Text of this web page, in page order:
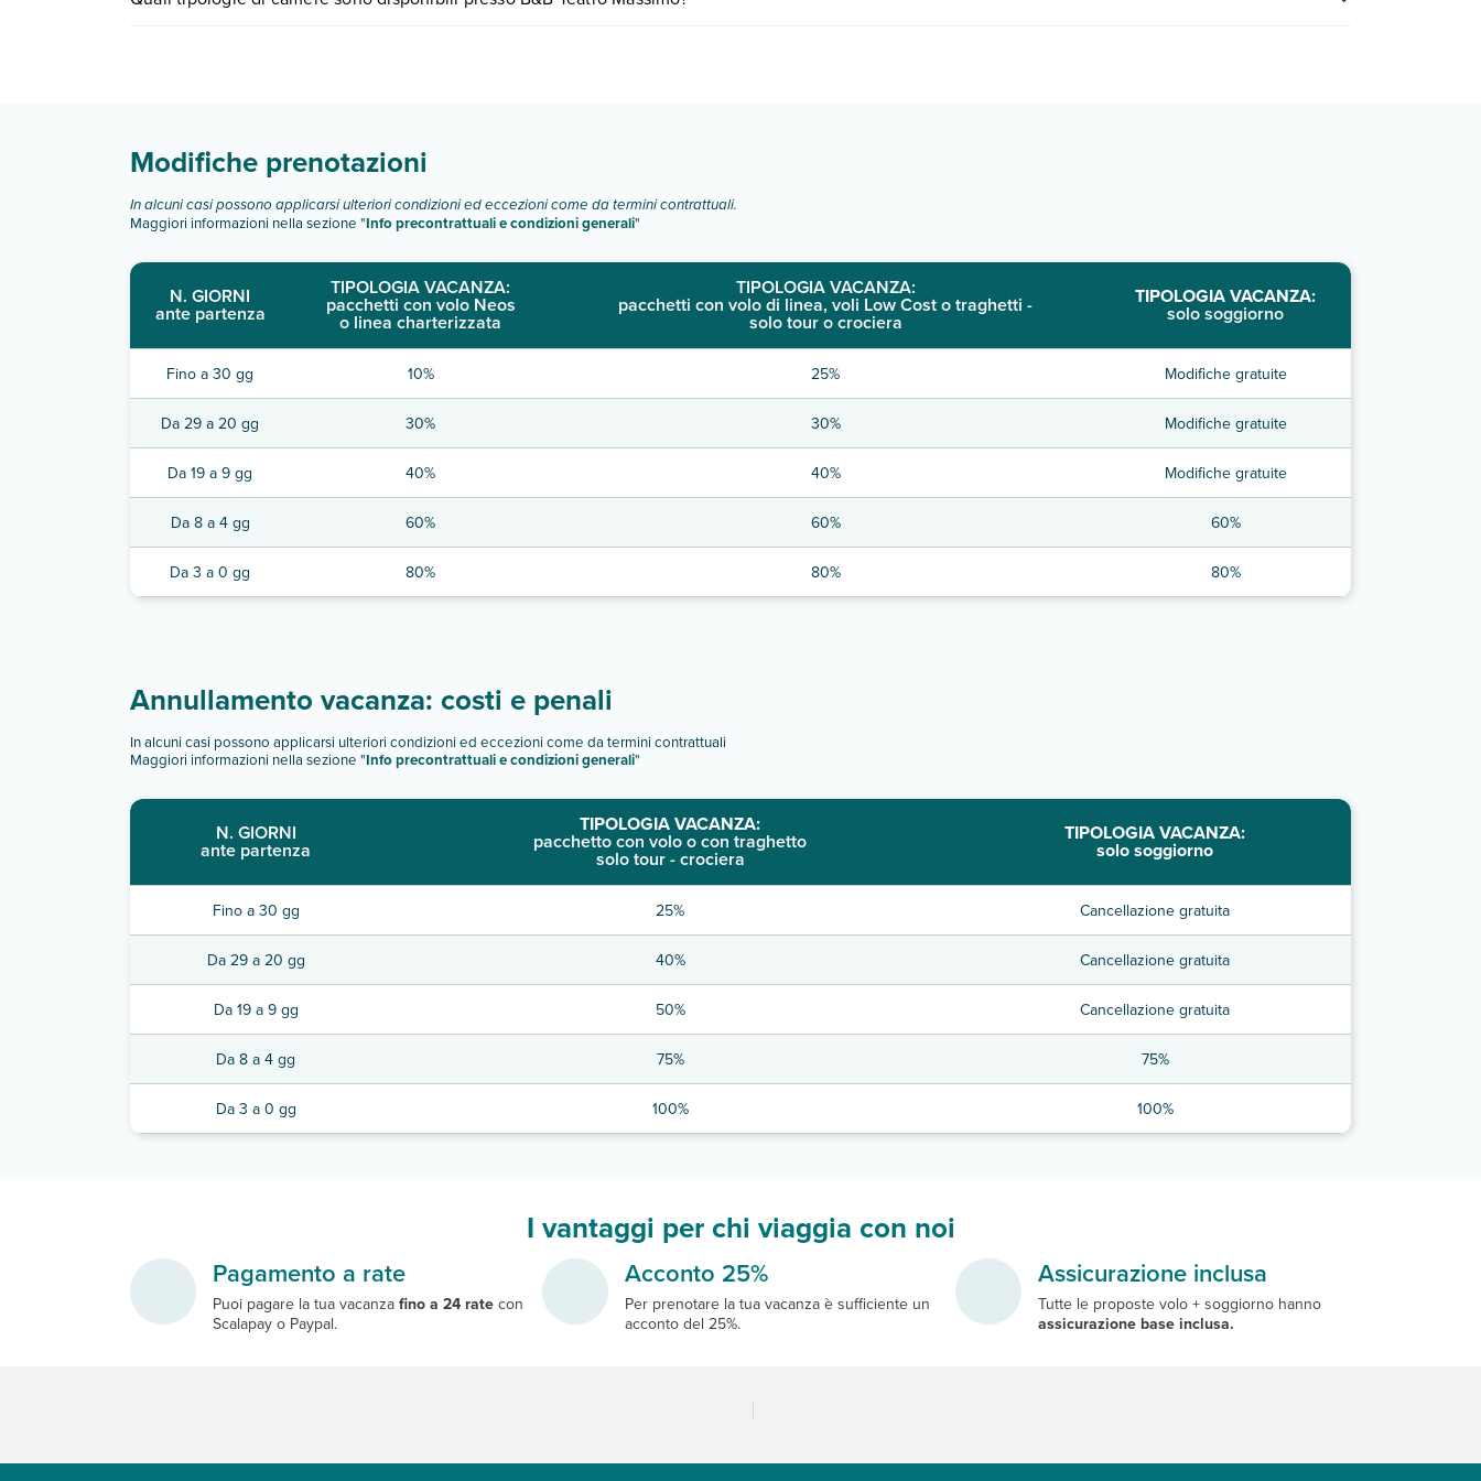
Modifiche prenotazioni
In alcuni casi possono applicarsi ulteriori condizioni ed eccezioni come da termini contrattuali.
Maggiori informazioni nella sezione "Info precontrattuali e condizioni generali"
N. GIORNI
ante partenza
TIPOLOGIA VACANZA:
pacchetti con volo Neos
o linea charterizzata
TIPOLOGIA VACANZA:
pacchetti con volo di linea, voli Low Cost o traghetti -
solo tour o crociera
TIPOLOGIA VACANZA:
solo soggiorno
Fino a 30 gg 10% 25% Modifiche gratuite
Da 29 a 20 gg 30% 30% Modifiche gratuite
Da 19 a 9 gg 40% 40% Modifiche gratuite
Da 8 a 4 gg 60% 60% 60%
Da 3 a 0 gg 80% 80% 80%
Annullamento vacanza: costi e penali
In alcuni casi possono applicarsi ulteriori condizioni ed eccezioni come da termini contrattuali
Maggiori informazioni nella sezione "Info precontrattuali e condizioni generali"
N. GIORNI
ante partenza
TIPOLOGIA VACANZA:
pacchetto con volo o con traghetto
solo tour - crociera
TIPOLOGIA VACANZA:
solo soggiorno
Fino a 30 gg 25% Cancellazione gratuita
Da 29 a 20 gg 40% Cancellazione gratuita
Da 19 a 9 gg 50% Cancellazione gratuita
Da 8 a 4 gg 75% 75%
Da 3 a 0 gg 100% 100%
I vantaggi per chi viaggia con noi
Pagamento a rate
Puoi pagare la tua vacanza fino a 24 rate con
Scalapay o Paypal.
Acconto 25%
Per prenotare la tua vacanza è sufficiente un
acconto del 25%.
Assicurazione inclusa
Tutte le proposte volo + soggiorno hanno
assicurazione base inclusa.